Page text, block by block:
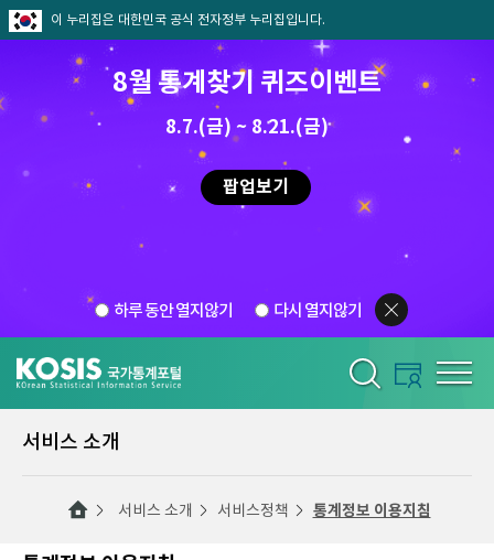
이 누리집은 대한민국 공식 전자정부 누리집입니다.
8월 통계찾기 퀴즈이벤트
8.7.(금) ~ 8.21.(금)
팝업보기
하루 동안 열지않기 다시 열지않기
서비스 소개
서비스 소개 서비스정책 통계정보 이용지침